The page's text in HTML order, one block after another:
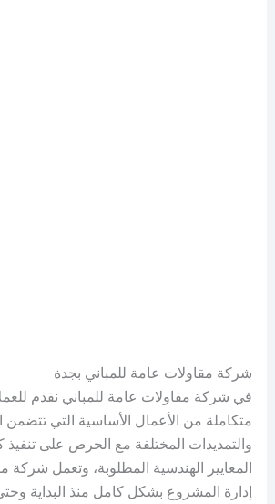
شركة مقاولات عامة للمباني بجدة
في شركة مقاولات عامة للمباني نقدم
متكاملة من الأعمال الأساسية التي تتضمن
والتمديدات المختلفة مع الحرص على
المعايير الهندسية المطلوبة، وتعمل شركة
إدارة المشروع بشكل كامل منذ البداية